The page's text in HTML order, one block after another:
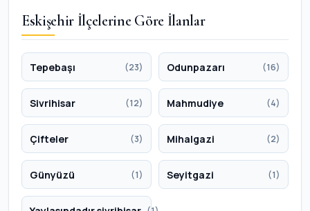
Eskişehir İlçelerine Göre İlanlar
Tepebaşı (23) Odunpazarı (16)
Sivrihisar (12) Mahmudiye (4)
Çifteler (3) Mihalgazi (2)
Günyüzü (1) Seyitgazi (1)